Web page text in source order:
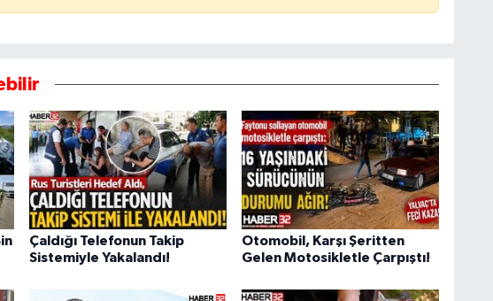
Çaldığı Telefonun Takip
Sistemiyle Yakalandı!
Otomobil, Karşı Şeritten
Gelen Motosikletle Çarpıştı!